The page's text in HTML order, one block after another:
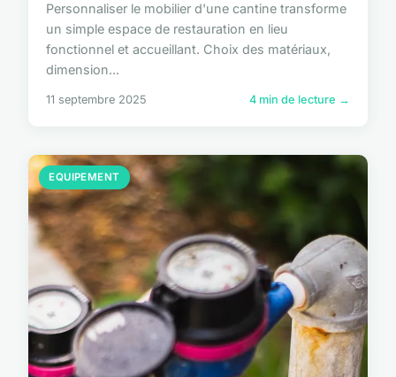
Personnaliser le mobilier d'une cantine transforme
un simple espace de restauration en lieu
fonctionnel et accueillant. Choix des matériaux,
dimension...
11 septembre 2025 4 min de lecture →
EQUIPEMENT